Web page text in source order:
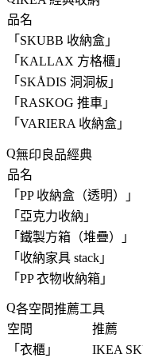
品名
「 SKUBB 收納盒 」
「 KALLAX 方格櫃 」
「 SKÅDIS 洞洞板 」
「 RASKOG 推車 」
「 VARIERA 收納盒 」
無印良品經典
品名
「 PP 收納盒（透明） 」
「 亞克力收納 」
「 鐵製方箱（堆疊） 」
「 收納家具 stack 」
「 PP 衣物收納箱 」
各空間推薦工具
空間
推薦
「 衣櫃 」 IKEA